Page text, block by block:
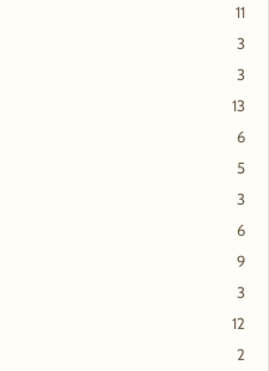
11
3
3
13
6
5
3
6
9
3
12
2